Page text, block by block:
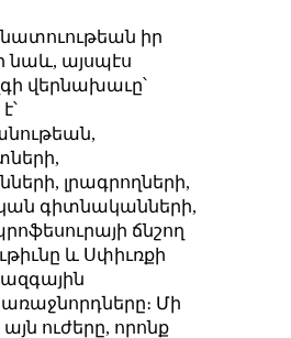
իր
նաև, այսպէս
վերնախաւը՝
լրագրողների,
գիտնականների,
ճնշող
և Սփիւռքի
ազգային
առաջնորդները։ Մի
այն ուժերը, որոնք